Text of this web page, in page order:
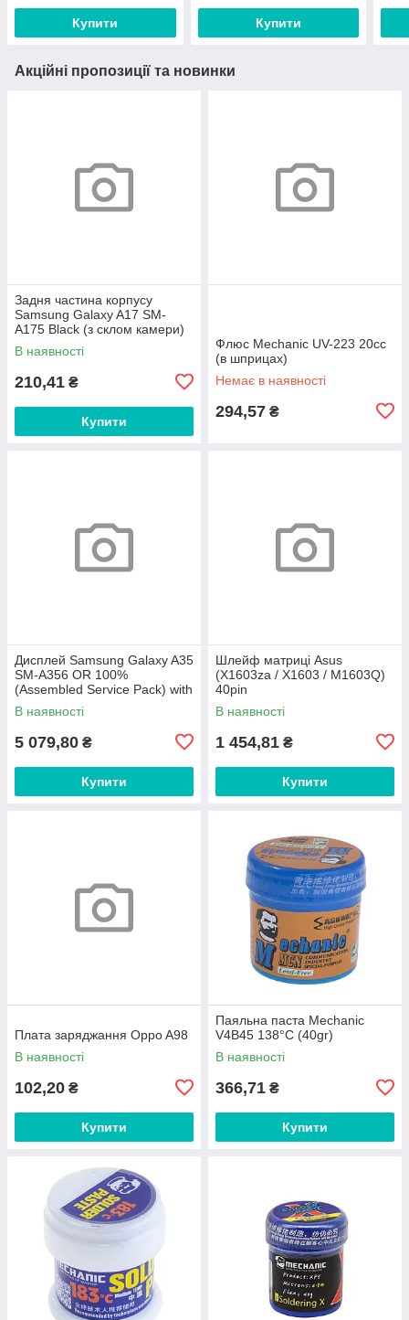
Купити
Купити
Акційні пропозиції та новинки
Задня частина корпусу
Samsung Galaxy A17 SM-
A175 Black (з склом камери)
В наявності
210,41 ₴
Купити
Флюс Mechanic UV-223 20сс
(в шприцах)
Немає в наявності
294,57 ₴
Дисплей Samsung Galaxy A35
SM-A356 OR 100%
(Assembled Service Pack) with
frame Awesome Lilac
В наявності
5 079,80 ₴
Купити
Шлейф матриці Asus
(X1603za / X1603 / M1603Q)
40pin
В наявності
1 454,81 ₴
Купити
Плата заряджання Oppo A98
В наявності
102,20 ₴
Купити
Паяльна паста Mechanic
V4B45 138°C (40gr)
В наявності
366,71 ₴
Купити